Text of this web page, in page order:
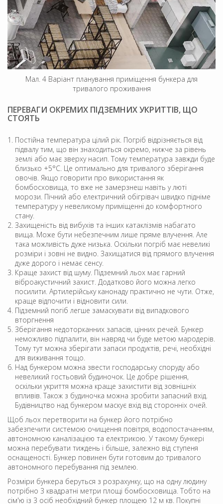
Мал. 4 Варіант планування приміщення бункера для
тривалого проживання
ПЕРЕВАГИ ОКРЕМИХ ПІДЗЕМНИХ УКРИТТІВ, ЩО
СТОЯТЬ
Постійна температура цілий рік. Погріб відрізняється від
підвалу тим, що він знаходиться окремо, нижче за рівень
землі або має зверху насип. Тому температура завжди буде
близько +5°C. Це оптимально для тривалого зберігання
овочів. Якщо говорити про використання як
бомбосховища, то вже не замерзнеш навіть у люті
морози. Пічний або електричний обігрівач швидко підніме
температуру у невеликому приміщенні до комфортного
стану.
Захищеність від вибухів та інших катаклізмів набагато
вища. Може бути небезпечним лише пряме влучення. Але
така можливість дуже низька. Оскільки погріб має невеликі
розміри і зовні не видно. Захищатися від прямого влучення
дуже дорого і немає сенсу.
Краще захист від шуму. Підземний льох має гарний
віброакустичний захист. Додатково його можна легко
посилити. Артилерійську канонаду практично не чути. Отже,
краще відпочити і відновити сили.
Підземний погіб легше замаскувати від випадкового
вторгнення
Зберігання недоторканних запасів, цінних речей. Бункер
неможливо підпалити, він навряд чи буде метою мародерів.
Тому тут можна зберігати запаси продуктів, речі, необхідні
для виживання тощо.
Над бункером можна звести господарську споруду або
невеликий гостьовий будиночок. Це добре рішення,
оскільки укриття можна краще захистити від зовнішніх
впливів. Також з будиночка можна зробити запасний вхід.
Будівництво над бункером маскує вхід від сторонніх очей.
Щоб льох перетворити на бункер його потрібно
забезпечити системою очищення повітря, водопостачанням,
автономною каналізацією та електрикою. У такому бункері
можна перебувати тиждень і більше, залежно від ступеня
оснащеності. Бункер повинен бути готовим до тривалого
автономного перебування під землею.
Розміри бункера беруться з розрахунку, що на одну людину
потрібно 3 квадратні метри площі бомбосховища. Тобто на
сім'ю із 3 осіб необхідний бункер площею 12 м кв. Покупні